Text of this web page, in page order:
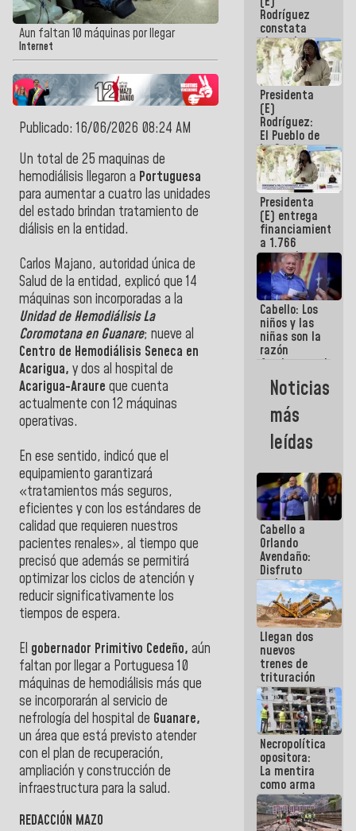
Aun faltan 10 máquinas por llegar
Internet
Publicado: 16/06/2026 08:24 AM
Un total de 25 maquinas de
hemodiálisis llegaron a Portuguesa
para aumentar a cuatro las unidades
del estado brindan tratamiento de
diálisis en la entidad.
Carlos Majano, autoridad única de
Salud de la entidad, explicó que 14
máquinas son incorporadas a la
Unidad de Hemodiálisis La
Coromotana en Guanare; nueve al
Centro de Hemodiálisis Seneca en
Acarigua, y dos al hospital de
Acarigua-Araure que cuenta
actualmente con 12 máquinas
operativas.
En ese sentido, indicó que el
equipamiento garantizará
«tratamientos más seguros,
eficientes y con los estándares de
calidad que requieren nuestros
pacientes renales», al tiempo que
precisó que además se permitirá
optimizar los ciclos de atención y
reducir significativamente los
tiempos de espera.
El gobernador Primitivo Cedeño, aún
faltan por llegar a Portuguesa 10
máquinas de hemodiálisis más que
se incorporarán al servicio de
nefrología del hospital de Guanare,
un área que está previsto atender
con el plan de recuperación,
ampliación y construcción de
infraestructura para la salud.
REDACCIÓN MAZO
Rodríguez
constata
obras de
rehabilitación
de Escuela
Militar de
Mamo en La
Guaira
Presidenta
(E)
Rodríguez:
El Pueblo de
La Guaira
siempre
estará
acompañada
por el
Gobierno
Nacional
Presidenta
(E) entrega
financiamientos
a 1.766
comerciantes
y
emprendedores
afectados
por
terremotos
Cabello: Los
niños y las
niñas son la
razón
fundamental
de todo lo
que
estamos
haciendo
Noticias
más
leídas
Cabello a
Orlando
Avendaño:
Disfruto
cada vez
que escribes
porque lo
que haces
es
embarrarla
Llegan dos
nuevos
trenes de
trituración
para
optimizar
manejo de
escombros
en La Guaira
Necropolítica
opositora:
La mentira
como arma
contra el
Pueblo